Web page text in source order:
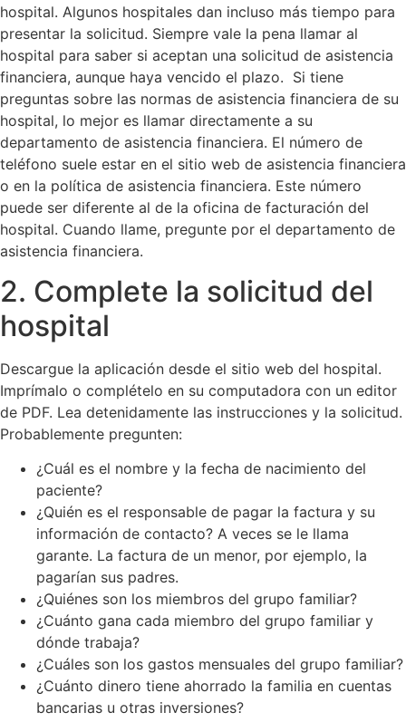
hospital. Algunos hospitales dan incluso más tiempo para
presentar la solicitud. Siempre vale la pena llamar al
hospital para saber si aceptan una solicitud de asistencia
financiera, aunque haya vencido el plazo. Si tiene
preguntas sobre las normas de asistencia financiera de su
hospital, lo mejor es llamar directamente a su
departamento de asistencia financiera. El número de
teléfono suele estar en el sitio web de asistencia financiera
o en la política de asistencia financiera. Este número
puede ser diferente al de la oficina de facturación del
hospital. Cuando llame, pregunte por el departamento de
asistencia financiera.
2. Complete la solicitud del
hospital
Descargue la aplicación desde el sitio web del hospital.
Imprímalo o complételo en su computadora con un editor
de PDF. Lea detenidamente las instrucciones y la solicitud.
Probablemente pregunten:
¿Cuál es el nombre y la fecha de nacimiento del
paciente?
¿Quién es el responsable de pagar la factura y su
información de contacto? A veces se le llama
garante. La factura de un menor, por ejemplo, la
pagarían sus padres.
¿Quiénes son los miembros del grupo familiar?
¿Cuánto gana cada miembro del grupo familiar y
dónde trabaja?
¿Cuáles son los gastos mensuales del grupo familiar?
¿Cuánto dinero tiene ahorrado la familia en cuentas
bancarias u otras inversiones?